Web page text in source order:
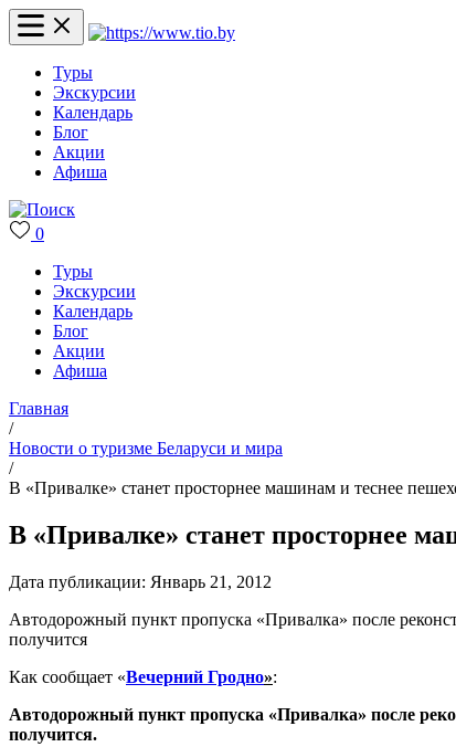
Туры
Экскурсии
Календарь
Блог
Акции
Афиша
0
Туры
Экскурсии
Календарь
Блог
Акции
Афиша
Главная
/
Новости о туризме Беларуси и мира
/
В «Привалке» станет просторнее машинам и теснее
В «Привалке» станет просторнее
Дата публикации: Январь 21, 2012
Автодорожный пункт пропуска «Привалка» после
получится
Как сообщает «Вечерний Гродно»:
Автодорожный пункт пропуска «Привалка» после
получится.